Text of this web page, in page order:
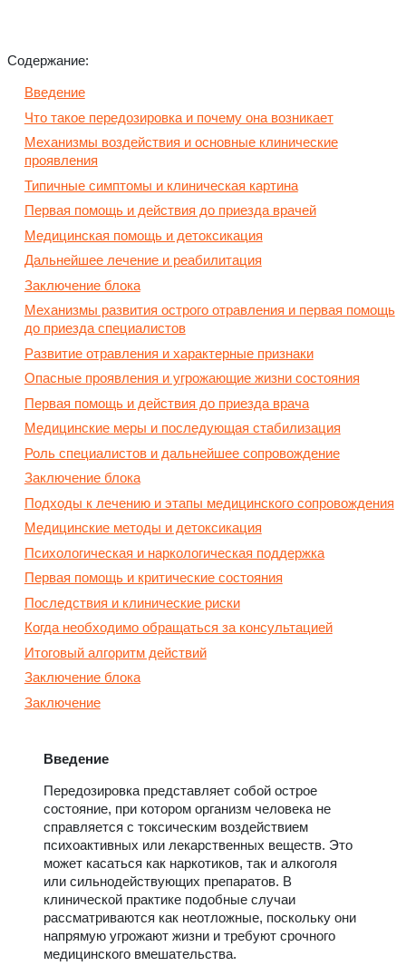
Содержание:
Введение
Что такое передозировка и почему она возникает
Механизмы воздействия и основные клинические
проявления
Типичные симптомы и клиническая картина
Первая помощь и действия до приезда врачей
Медицинская помощь и детоксикация
Дальнейшее лечение и реабилитация
Заключение блока
Механизмы развития острого отравления и первая помощь
до приезда специалистов
Развитие отравления и характерные признаки
Опасные проявления и угрожающие жизни состояния
Первая помощь и действия до приезда врача
Медицинские меры и последующая стабилизация
Роль специалистов и дальнейшее сопровождение
Заключение блока
Подходы к лечению и этапы медицинского сопровождения
Медицинские методы и детоксикация
Психологическая и наркологическая поддержка
Первая помощь и критические состояния
Последствия и клинические риски
Когда необходимо обращаться за консультацией
Итоговый алгоритм действий
Заключение блока
Заключение
Введение
Передозировка представляет собой острое
состояние, при котором организм человека не
справляется с токсическим воздействием
психоактивных или лекарственных веществ. Это
может касаться как наркотиков, так и алкоголя
или сильнодействующих препаратов. В
клинической практике подобные случаи
рассматриваются как неотложные, поскольку они
напрямую угрожают жизни и требуют срочного
медицинского вмешательства.